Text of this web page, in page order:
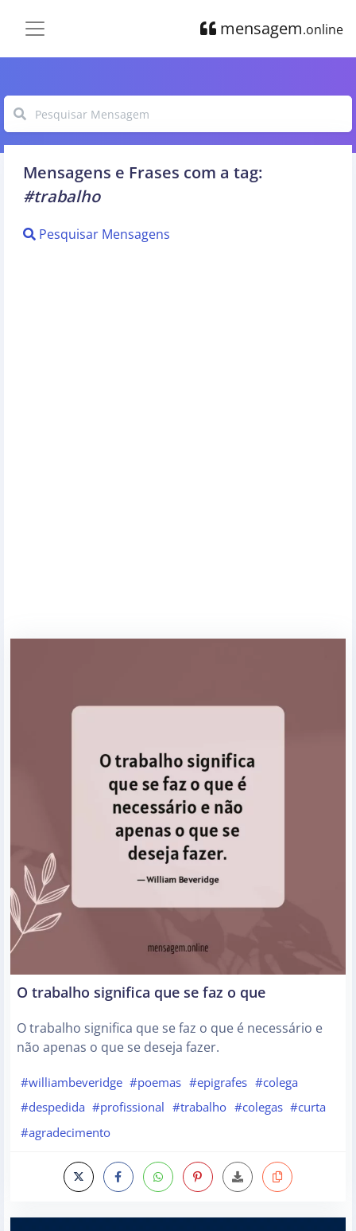
mensagem.online
Mensagens e Frases com a tag:
#trabalho
Pesquisar Mensagens
O trabalho significa que se faz o que
O trabalho significa que se faz o que é necessário e
não apenas o que se deseja fazer.
#williambeveridge #poemas #epigrafes #colega
#despedida #profissional #trabalho #colegas #curta
#agradecimento